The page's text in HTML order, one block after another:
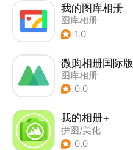
我的图库相册
图库相册
1.0
微购相册国际版
图库相册
0.0
我的相册+
拼图/美化
0.0